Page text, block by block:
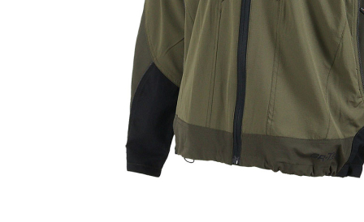
Mo – Do 8:00 – 16:30 Uhr